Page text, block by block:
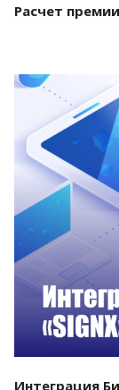
Расчет
Интеграция